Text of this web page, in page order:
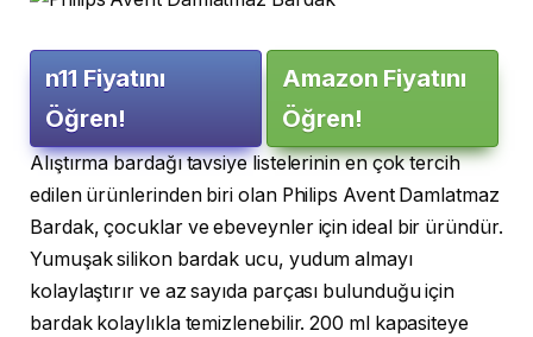
n11 Fiyatını
Öğren!
Amazon Fiyatını
Öğren!
Alıştırma bardağı tavsiye listelerinin en çok tercih
edilen ürünlerinden biri olan Philips Avent Damlatmaz
Bardak, çocuklar ve ebeveynler için ideal bir üründür.
Yumuşak silikon bardak ucu, yudum almayı
kolaylaştırır ve az sayıda parçası bulunduğu için
bardak kolaylıkla temizlenebilir. 200 ml kapasiteye